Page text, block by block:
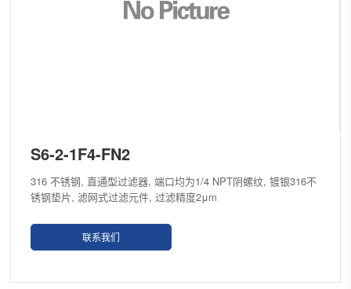
S6-2-1F4-FN2
316 不锈钢, 直通型过滤器, 端口均为1/4 NPT阴螺纹, 镀银316不
锈钢垫片, 滤网式过滤元件, 过滤精度2μm
联系我们